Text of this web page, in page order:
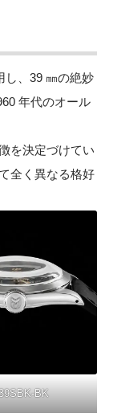
し、39 ㎜の絶妙
年代のオール
を決定づけてい
全く異なる格好
BK